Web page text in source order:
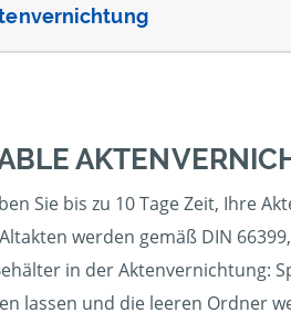
Sie bis zu 10 Tage Zeit, Ihre
werden gemäß DIN
in der Aktenvernichtung:
lassen und die leeren Ordner